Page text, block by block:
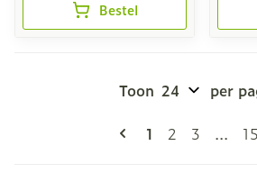
Bestel
Pagina's
U lees
1 Pagina
2 Pagina
3 ... 15
Toon per